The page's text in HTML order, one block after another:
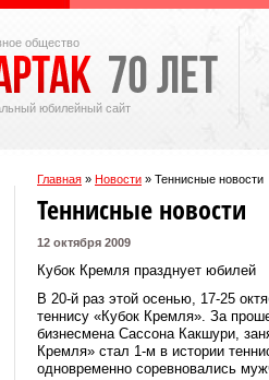
общество
юбилейный сайт
Главная » Новости » Теннисные новости
Теннисные новости
12 октября 2009
Кубок Кремля празднует юбилей
В 20-й раз этой осенью, 17-25
теннису «Кубок Кремля». За
бизнесмена Сассона Какшури,
Кремля» стал 1-м в истории
одновременно соревновались